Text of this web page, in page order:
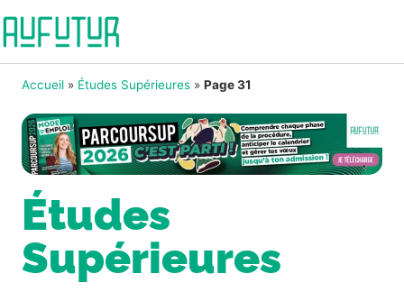
Accueil » Études Supérieures » Page 31
Études
Supérieures